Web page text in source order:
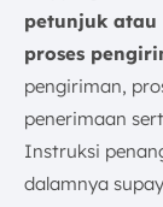
petunjuk atau
proses
pengiriman,
penerimaan
Instruksi
dalamnya